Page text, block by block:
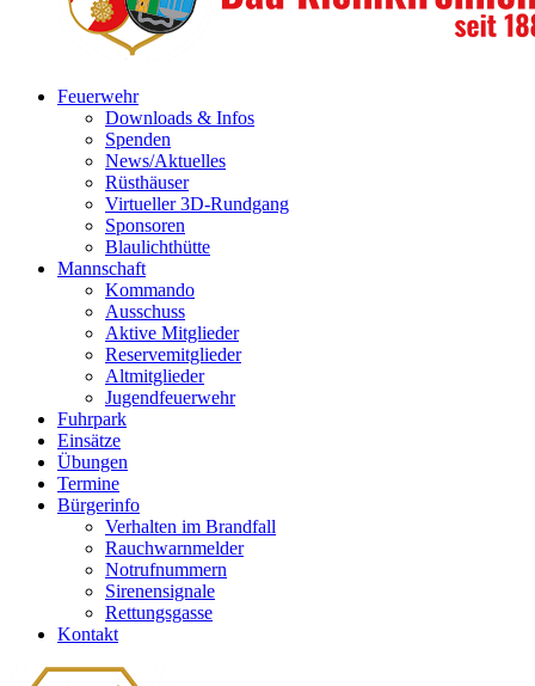
Feuerwehr
Downloads & Infos
Spenden
News/Aktuelles
Rüsthäuser
Virtueller 3D-Rundgang
Sponsoren
Blaulichthütte
Mannschaft
Kommando
Ausschuss
Aktive Mitglieder
Reservemitglieder
Altmitglieder
Jugendfeuerwehr
Fuhrpark
Einsätze
Übungen
Termine
Bürgerinfo
Verhalten im Brandfall
Rauchwarnmelder
Notrufnummern
Sirenensignale
Rettungsgasse
Kontakt